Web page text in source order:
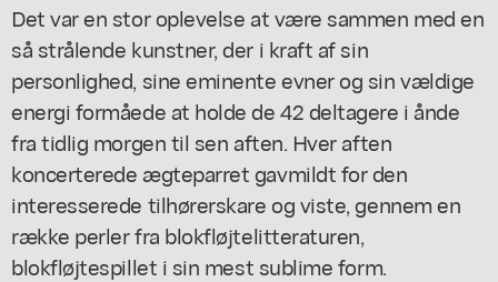
Det var en stor oplevelse at være sammen med en
så strålende kunstner, der i kraft af sin
personlighed, sine eminente evner og sin vældige
energi formåede at holde de 42 deltagere i ånde
fra tidlig morgen til sen aften. Hver aften
koncerterede ægteparret gavmildt for den
interesserede tilhørerskare og viste, gennem en
række perler fra blokfløjtelitteraturen,
blokfløjtespillet i sin mest sublime form.